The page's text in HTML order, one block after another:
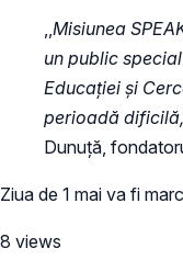
,,Misiunea
un public
Educației și
perioadă
Dunuță,
Ziua de 1 mai va fi
8 views